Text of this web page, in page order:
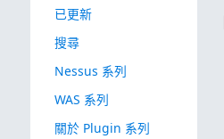
已更新
搜尋
Nessus 系列
WAS 系列
關於 Plugin 系列